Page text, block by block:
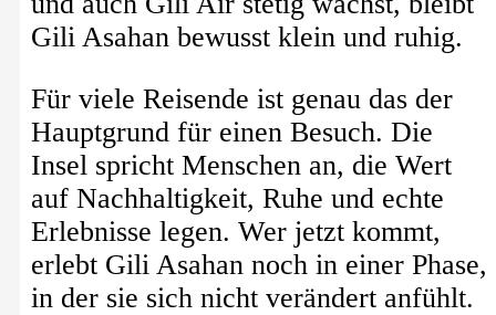
Gili Asahan bewusst klein und ruhig.
Für viele Reisende ist genau das der
Hauptgrund für einen Besuch. Die
Insel spricht Menschen an, die Wert
auf Nachhaltigkeit, Ruhe und echte
Erlebnisse legen. Wer jetzt kommt,
erlebt Gili Asahan noch in einer Phase,
in der sie sich nicht verändert anfühlt.